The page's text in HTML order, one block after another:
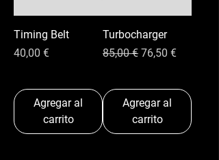
Timing Belt
Precio
40,00 €
Agregar al
carrito
Turbocharger
Precio
85,00 € Precio de oferta
76,50 €
Agregar al
carrito